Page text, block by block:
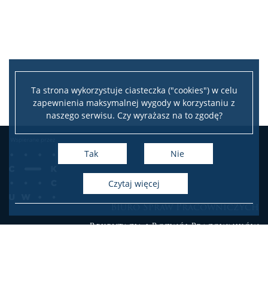
Ta strona wykorzystuje ciasteczka ("cookies") w celu
zapewnienia maksymalnej wygody w korzystaniu z
naszego serwisu. Czy wyrażasz na to zgodę?
Tak Nie
czytaj więcej
Biuro Spraw Pracowniczych
Rekrutacja i Rozwój Pracowników